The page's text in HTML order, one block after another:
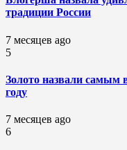
традиции России
7 месяцев ago
5
Золото назвали самым
году
7 месяцев ago
6